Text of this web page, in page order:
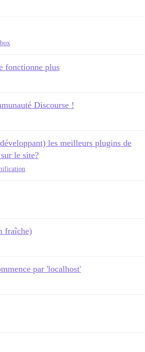
fonctionne plus
Discourse !
les meilleurs plugins de
le site?
fraîche)
par 'localhost'